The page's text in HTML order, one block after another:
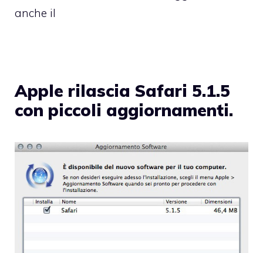
anche il
Apple rilascia Safari 5.1.5
con piccoli aggiornamenti.